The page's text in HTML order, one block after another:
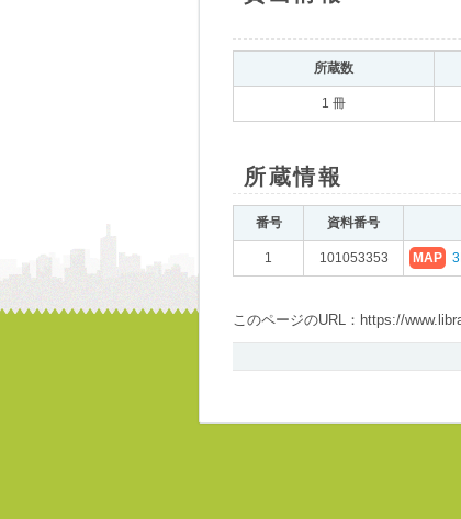
所蔵数
1 冊
所蔵情報
番号 資料番号
1 101053353 MAP
このページのURL：https://